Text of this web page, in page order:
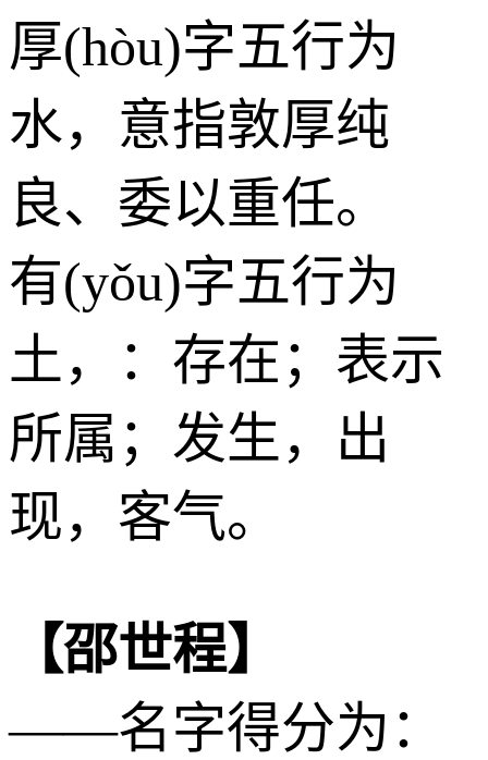
厚(hòu)字五行为
水，意指敦厚纯
良、委以重任。
有(yǒu)字五行为
土，：存在；表示
所属；发生，出
现，客气。
【邵世程】
——名字得分为：